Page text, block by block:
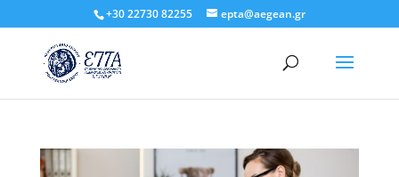
+30 22730 82255 epta@aegean.gr